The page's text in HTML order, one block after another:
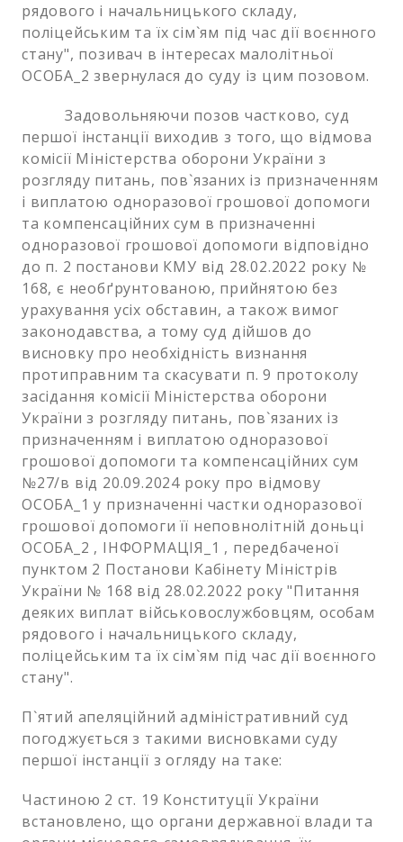
рядового і начальницького складу,
поліцейським та їх сім`ям під час дії воєнного
стану", позивач в інтересах малолітньої
ОСОБА_2 звернулася до суду із цим позовом.
Задовольняючи позов частково, суд
першої інстанції виходив з того, що відмова
комісії Міністерства оборони України з
розгляду питань, пов`язаних із призначенням
і виплатою одноразової грошової допомоги
та компенсаційних сум в призначенні
одноразової грошової допомоги відповідно
до п. 2 постанови КМУ від 28.02.2022 року №
168, є необґрунтованою, прийнятою без
урахування усіх обставин, а також вимог
законодавства, а тому суд дійшов до
висновку про необхідність визнання
протиправним та скасувати п. 9 протоколу
засідання комісії Міністерства оборони
України з розгляду питань, пов`язаних із
призначенням і виплатою одноразової
грошової допомоги та компенсаційних сум
№27/в від 20.09.2024 року про відмову
ОСОБА_1 у призначенні частки одноразової
грошової допомоги її неповнолітній доньці
ОСОБА_2 , ІНФОРМАЦІЯ_1 , передбаченої
пунктом 2 Постанови Кабінету Міністрів
України № 168 від 28.02.2022 року "Питання
деяких виплат військовослужбовцям, особам
рядового і начальницького складу,
поліцейським та їх сім`ям під час дії воєнного
стану".
П`ятий апеляційний адміністративний суд
погоджується з такими висновками суду
першої інстанції з огляду на таке:
Частиною 2 ст. 19 Конституції України
встановлено, що органи державної влади та